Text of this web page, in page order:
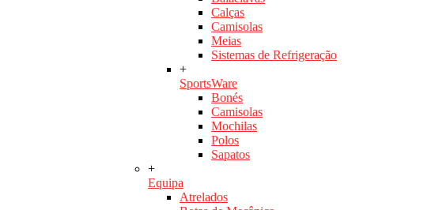
Calças
Camisolas
Meias
Sistemas de Refrigeração
+
SportsWare
Bonés
Camisolas
Mochilas
Polos
Sapatos
+
Equipa
Atrelados